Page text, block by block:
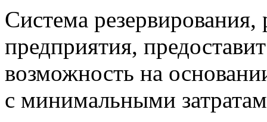
Система резервирования,
предприятия,
возможность на
с минимальными